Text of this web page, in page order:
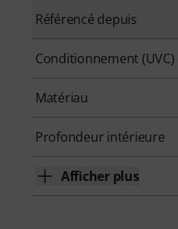
Référencé depuis
Conditionnement (UVC)
Matériau
Profondeur intérieure
Afficher plus